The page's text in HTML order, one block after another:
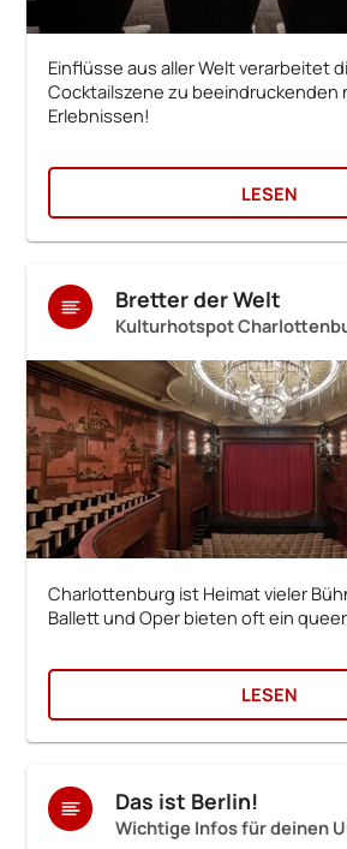
Einflüsse aus aller Welt verarbeitet
Cocktailszene zu beeindruckenden
Erlebnissen!
LESEN
Bretter der Welt
Kulturhotspot
Charlottenburg ist Heimat vieler
Ballett und Oper bieten oft ein
LESEN
Das ist Berlin!
Wichtige Infos für deinen